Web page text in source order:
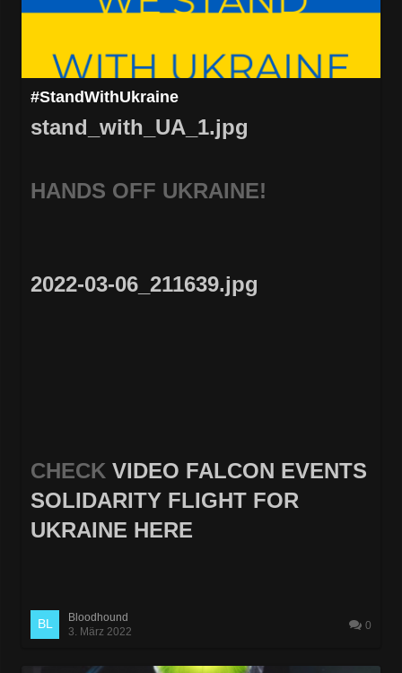
#StandWithUkraine
stand_with_UA_1.jpg
HANDS OFF UKRAINE!
2022-03-06_211639.jpg
CHECK VIDEO FALCON EVENTS
SOLIDARITY FLIGHT FOR
UKRAINE HERE
Bloodhound
3. März 2022
0